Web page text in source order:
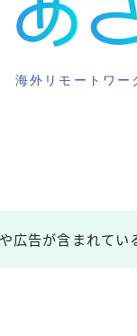
海外リモートワー
広告が含まれてい